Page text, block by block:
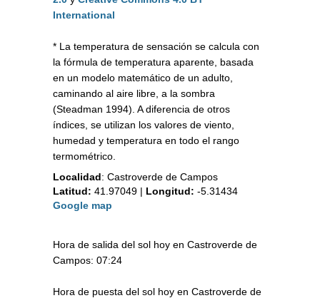
International
* La temperatura de sensación se calcula con
la fórmula de temperatura aparente, basada
en un modelo matemático de un adulto,
caminando al aire libre, a la sombra
(Steadman 1994). A diferencia de otros
índices, se utilizan los valores de viento,
humedad y temperatura en todo el rango
termométrico.
Localidad: Castroverde de Campos
Latitud: 41.97049 | Longitud: -5.31434
Google map
Hora de salida del sol hoy en Castroverde de
Campos: 07:24
Hora de puesta del sol hoy en Castroverde de